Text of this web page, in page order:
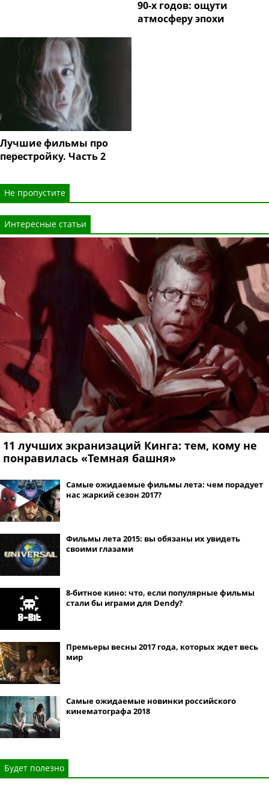
90-х годов: ощути
атмосферу эпохи
Лучшие фильмы про
перестройку. Часть 2
Не пропустите
Интересные статьи
11 лучших экранизаций Кинга: тем, кому не
понравилась «Темная башня»
Самые ожидаемые фильмы лета: чем порадует
нас жаркий сезон 2017?
Фильмы лета 2015: вы обязаны их увидеть
своими глазами
8-битное кино: что, если популярные фильмы
стали бы играми для Dendy?
Премьеры весны 2017 года, которых ждет весь
мир
Самые ожидаемые новинки российского
кинематографа 2018
Будет полезно